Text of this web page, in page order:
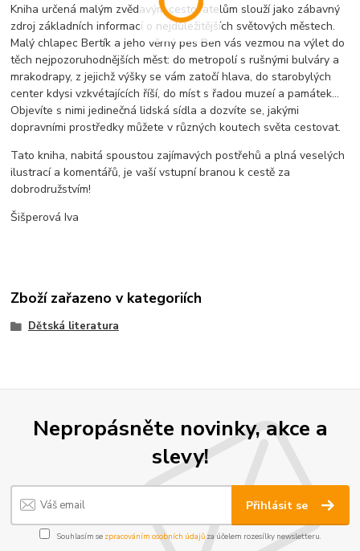
Kniha určená malým zvědavým cestovatelům slouží jako zábavný
zdroj základních informací o nejdůležitějších světových městech.
Malý chlapec Bertík a jeho věrný pes Ben vás vezmou na výlet do
těch nejpozoruhodnějších měst: do metropolí s rušnými bulváry a
mrakodrapy, z jejichž výšky se vám zatočí hlava, do starobylých
center kdysi vzkvétajících říší, do míst s řadou muzeí a památek...
Objevíte s nimi jedinečná lidská sídla a dozvíte se, jakými
dopravními prostředky můžete v různých koutech světa cestovat.
Tato kniha, nabitá spoustou zajímavých postřehů a plná veselých
ilustrací a komentářů, je vaší vstupní branou k cestě za
dobrodružstvím!
Šišperová Iva
Zboží zařazeno v kategoriích
Dětská literatura
Nepropásněte novinky, akce a
slevy!
Přihlásit se
Souhlasím se zpracováním osobních údajůza účelem rozesílky newsletteru.